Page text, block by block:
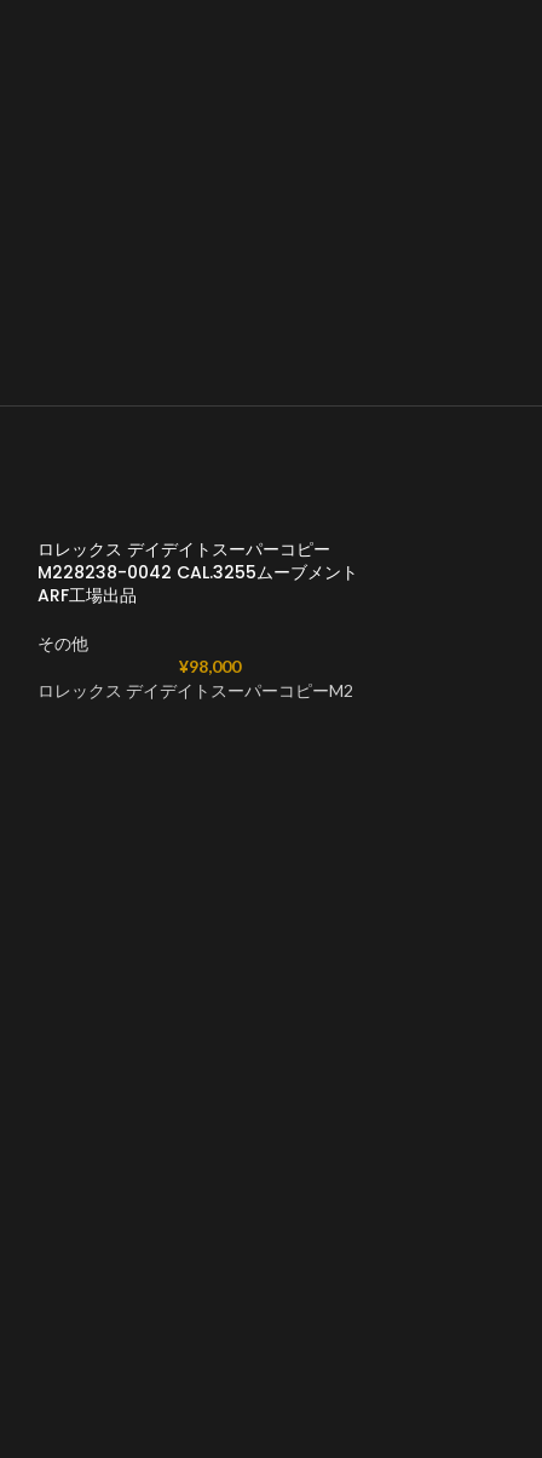
ロレックス デイデイトスーパーコピー
M228238-0042 CAL.3255ムーブメント
ARF工場出品
その他
¥98,000
ロレックス デイデイトスーパーコピーM2